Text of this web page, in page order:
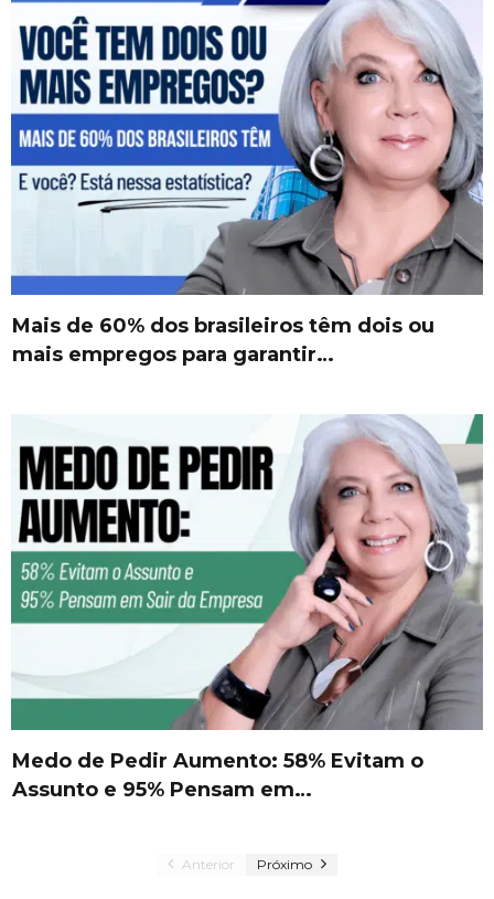
Mais de 60% dos brasileiros têm dois ou
mais empregos para garantir…
Medo de Pedir Aumento: 58% Evitam o
Assunto e 95% Pensam em…
Anterior Próximo